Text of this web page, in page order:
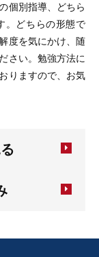
個別指導、どちら
。どちらの形態で
度を気にかけ、随
さい。勉強方法に
りますので、お気